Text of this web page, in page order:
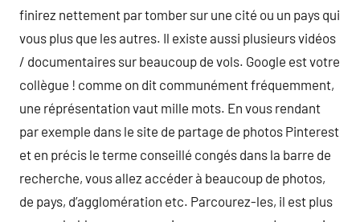
finirez nettement par tomber sur une cité ou un pays qui
vous plus que les autres. Il existe aussi plusieurs vidéos
/ documentaires sur beaucoup de vols. Google est votre
collègue ! comme on dit communément fréquemment,
une réprésentation vaut mille mots. En vous rendant
par exemple dans le site de partage de photos Pinterest
et en précis le terme conseillé congés dans la barre de
recherche, vous allez accéder à beaucoup de photos,
de pays, d’agglomération etc. Parcourez-les, il est plus